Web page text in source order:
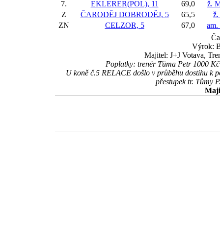
7.
EKLERER(POL), 11 69,0
ž.
Z
ČARODĚJ DOBRODĚJ, 5 65,5
ZN
CELZOR, 5 67,0
am.
Výrok:
Majitel: J+J Votava,
Poplatky: trenér Tůma Petr 1000
U koně č.5 RELACE došlo v průběhu dostihu k
přestupek tr. Tůmy